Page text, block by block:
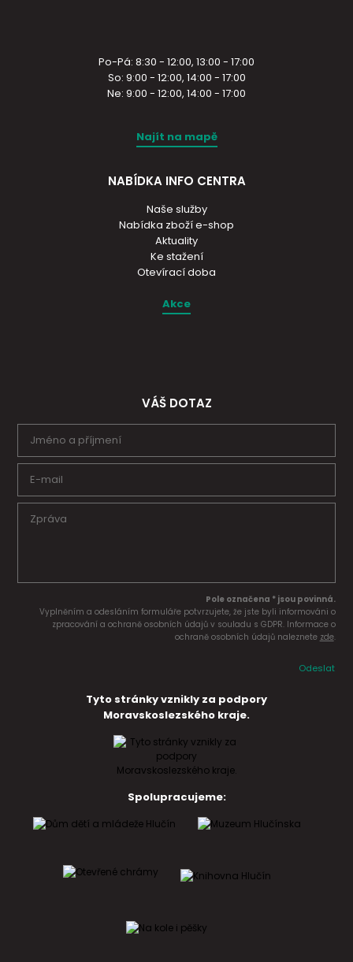
Po-Pá: 8:30 - 12:00, 13:00 - 17:00
So: 9:00 - 12:00, 14:00 - 17:00
Ne: 9:00 - 12:00, 14:00 - 17:00
Najít na mapě
NABÍDKA INFO CENTRA
Naše služby
Nabídka zboží e-shop
Aktuality
Ke stažení
Otevírací doba
Akce
VÁŠ DOTAZ
Pole označena * jsou povinná.
Vyplněním a odesláním formuláře potvrzujete, že jste byli informováni o
zpracování a ochraně osobních údajů v souladu s GDPR. Informace o
ochraně osobních údajů naleznete zde.
Odeslat
Tyto stránky vznikly za podpory
Moravskoslezského kraje.
Spolupracujeme: